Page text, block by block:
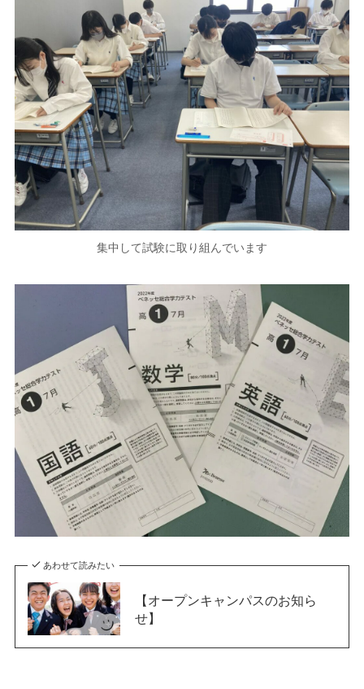
集中して試験に取り組んでいます
あわせて読みたい
【オープンキャンパスのお知ら
せ】